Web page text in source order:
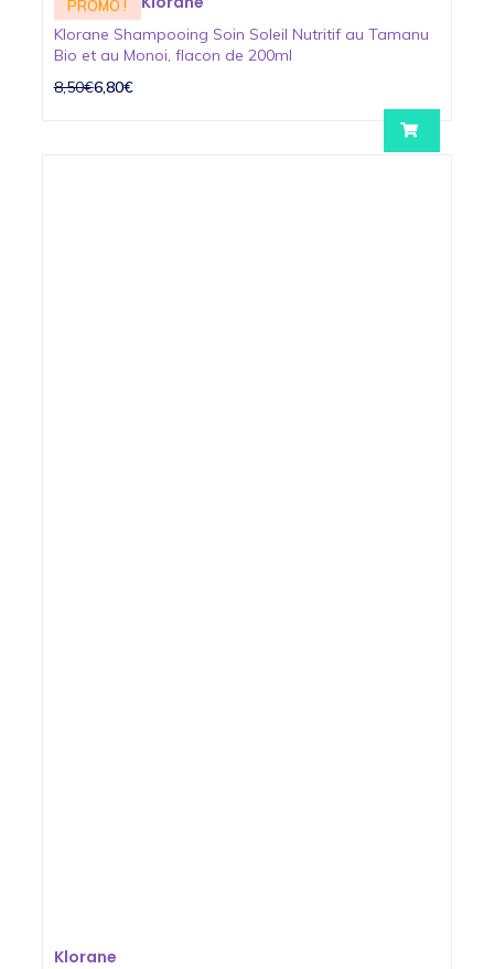
PROMO !
Klorane Shampooing Soin Soleil Nutritif au Tamanu
Bio et au Monoi, flacon de 200ml
8,50€6,80€
Klorane